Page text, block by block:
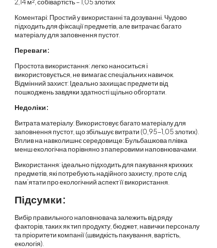
Коментарі: Простий у використанні та дозуванні. Чудово
підходить для фіксації предметів, але витрачає багато
матеріалу для заповнення пустот.
Переваги:
Простота використання: легко наноситься і
використовується, не вимагає спеціальних навичок.
Відмінний захист: Ідеально захищає предмети від
пошкоджень завдяки здатності щільно обгортати.
Недоліки:
Витрата матеріалу: Використовує багато матеріалу для
заповнення пустот, що збільшує витрати (0,95-1,05 злотих).
Вплив на навколишнє середовище: Бульбашкова плівка
менш екологічна порівняно з паперовими наповнювачами.
Використання: ідеально підходить для пакування крихких
предметів, які потребують надійного захисту, проте слід
пам’ятати про екологічний аспект її використання.
Підсумки:
Вибір правильного наповнювача залежить від ряду
факторів, таких як тип продукту, бюджет, навички персоналу
та пріоритети компанії (швидкість пакування, вартість,
екологія).